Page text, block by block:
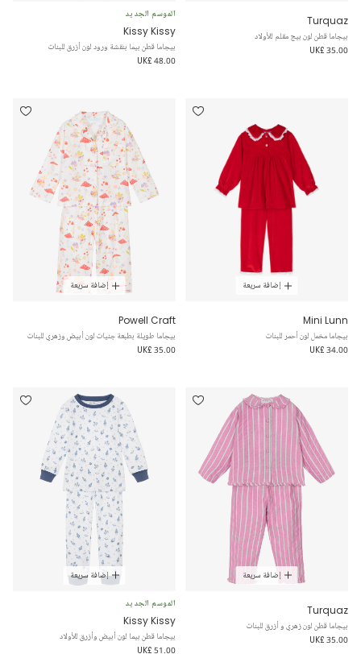
Turquaz
بيجاما قطن لون بيج مقلم للأولاد
UK£ 35.00
الموسم الجديد
Kissy Kissy
بيجاما قطن بيما بنقشة ورود لون أزرق للبنات
UK£ 48.00
إضافة سريعة
Mini Lunn
بيجاما مخمل لون أحمر للبنات
UK£ 34.00
إضافة سريعة
Powell Craft
بيجاما طويلة بطبعة جنيات لون أبيض وزهري للبنات
UK£ 35.00
إضافة سريعة
Turquaz
بيجاما قطن لون زهري و أزرق للبنات
UK£ 35.00
إضافة سريعة
الموسم الجديد
Kissy Kissy
بيجاما قطن بيما لون أبيض وأزرق للأولاد
UK£ 51.00